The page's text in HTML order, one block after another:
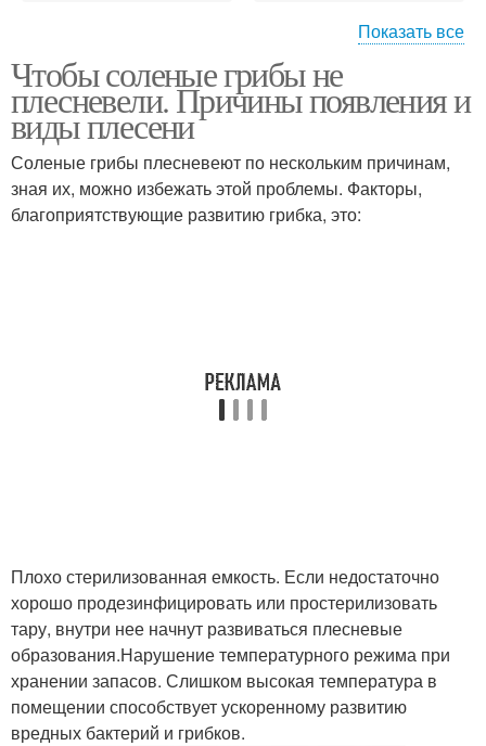
Режим для столовой
свёклы
Показать все
Чтобы соленые грибы не
плесневели. Причины появления и
виды плесени
Соленые грибы плесневеют по нескольким причинам,
зная их, можно избежать этой проблемы. Факторы,
благоприятствующие развитию грибка, это:
Плохо стерилизованная емкость. Если недостаточно
хорошо продезинфицировать или простерилизовать
тару, внутри нее начнут развиваться плесневые
образования.Нарушение температурного режима при
хранении запасов. Слишком высокая температура в
помещении способствует ускоренному развитию
вредных бактерий и грибков.